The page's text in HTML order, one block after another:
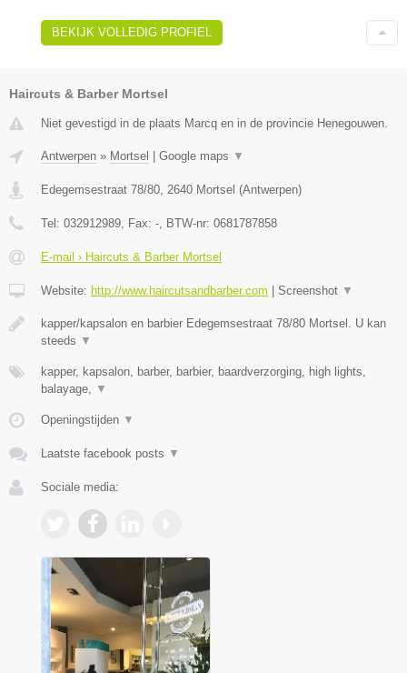
BEKIJK VOLLEDIG PROFIEL
Haircuts & Barber Mortsel
Niet gevestigd in de plaats Marcq en in de provincie Henegouwen.
Antwerpen » Mortsel Google maps ▼
Edegemsestraat 78/80, 2640 Mortsel (Antwerpen)
Tel: 032912989, Fax: -, BTW-nr: 0681787858
E-mail › Haircuts & Barber Mortsel
Website: http://www.haircutsandbarber.com Screenshot ▼
kapper/kapsalon en barbier Edegemsestraat 78/80 Mortsel. U kan
steeds ▼
kapper, kapsalon, barber, barbier, baardverzorging, high lights,
balayage, ▼
Openingstijden ▼
Laatste facebook posts ▼
Sociale media: